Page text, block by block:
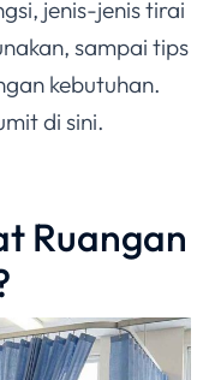
jenis-jenis tirai
sampai tips
kebutuhan.
di sini.
Ruangan